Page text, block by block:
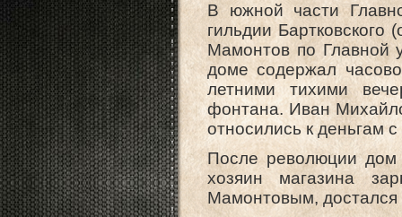
В южной части
гильдии
Мамонтов по Главной
доме содержал
летними тихими
фонтана. Иван
относились к деньгам
После революции дом
хозяин магазина
Мамонтовым,